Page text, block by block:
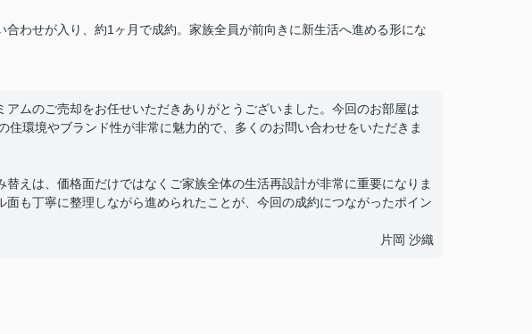
合わせが入り、約1ヶ月で成約。家族全員が前向きに新生活へ進める形にな
アムのご売却をお任せいただきありがとうございました。今回のお部屋は
住環境やブランド性が非常に魅力的で、多くのお問い合わせをいただきま
替えは、価格面だけではなくご家族全体の生活再設計が非常に重要になりま
面も丁寧に整理しながら進められたことが、今回の成約につながったポイン
片岡 沙織